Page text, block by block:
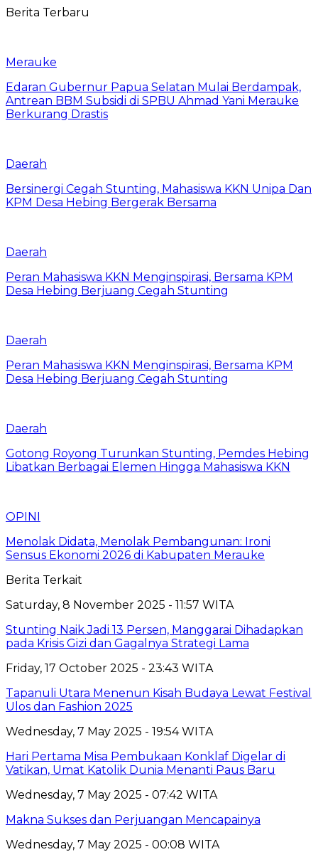
Berita Terbaru
Merauke
Edaran Gubernur Papua Selatan Mulai Berdampak,
Antrean BBM Subsidi di SPBU Ahmad Yani Merauke
Berkurang Drastis
Daerah
Bersinergi Cegah Stunting, Mahasiswa KKN Unipa Dan
KPM Desa Hebing Bergerak Bersama
Daerah
Peran Mahasiswa KKN Menginspirasi, Bersama KPM
Desa Hebing Berjuang Cegah Stunting
Daerah
Peran Mahasiswa KKN Menginspirasi, Bersama KPM
Desa Hebing Berjuang Cegah Stunting
Daerah
Gotong Royong Turunkan Stunting, Pemdes Hebing
Libatkan Berbagai Elemen Hingga Mahasiswa KKN
OPINI
Menolak Didata, Menolak Pembangunan: Ironi
Sensus Ekonomi 2026 di Kabupaten Merauke
Berita Terkait
Saturday, 8 November 2025 - 11:57 WITA
Stunting Naik Jadi 13 Persen, Manggarai Dihadapkan
pada Krisis Gizi dan Gagalnya Strategi Lama
Friday, 17 October 2025 - 23:43 WITA
Tapanuli Utara Menenun Kisah Budaya Lewat Festival
Ulos dan Fashion 2025
Wednesday, 7 May 2025 - 19:54 WITA
Hari Pertama Misa Pembukaan Konklaf Digelar di
Vatikan, Umat Katolik Dunia Menanti Paus Baru
Wednesday, 7 May 2025 - 07:42 WITA
Makna Sukses dan Perjuangan Mencapainya
Wednesday, 7 May 2025 - 00:08 WITA